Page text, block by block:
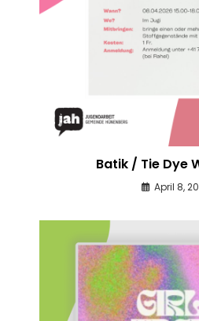
Batik / Tie Dye
April 8,